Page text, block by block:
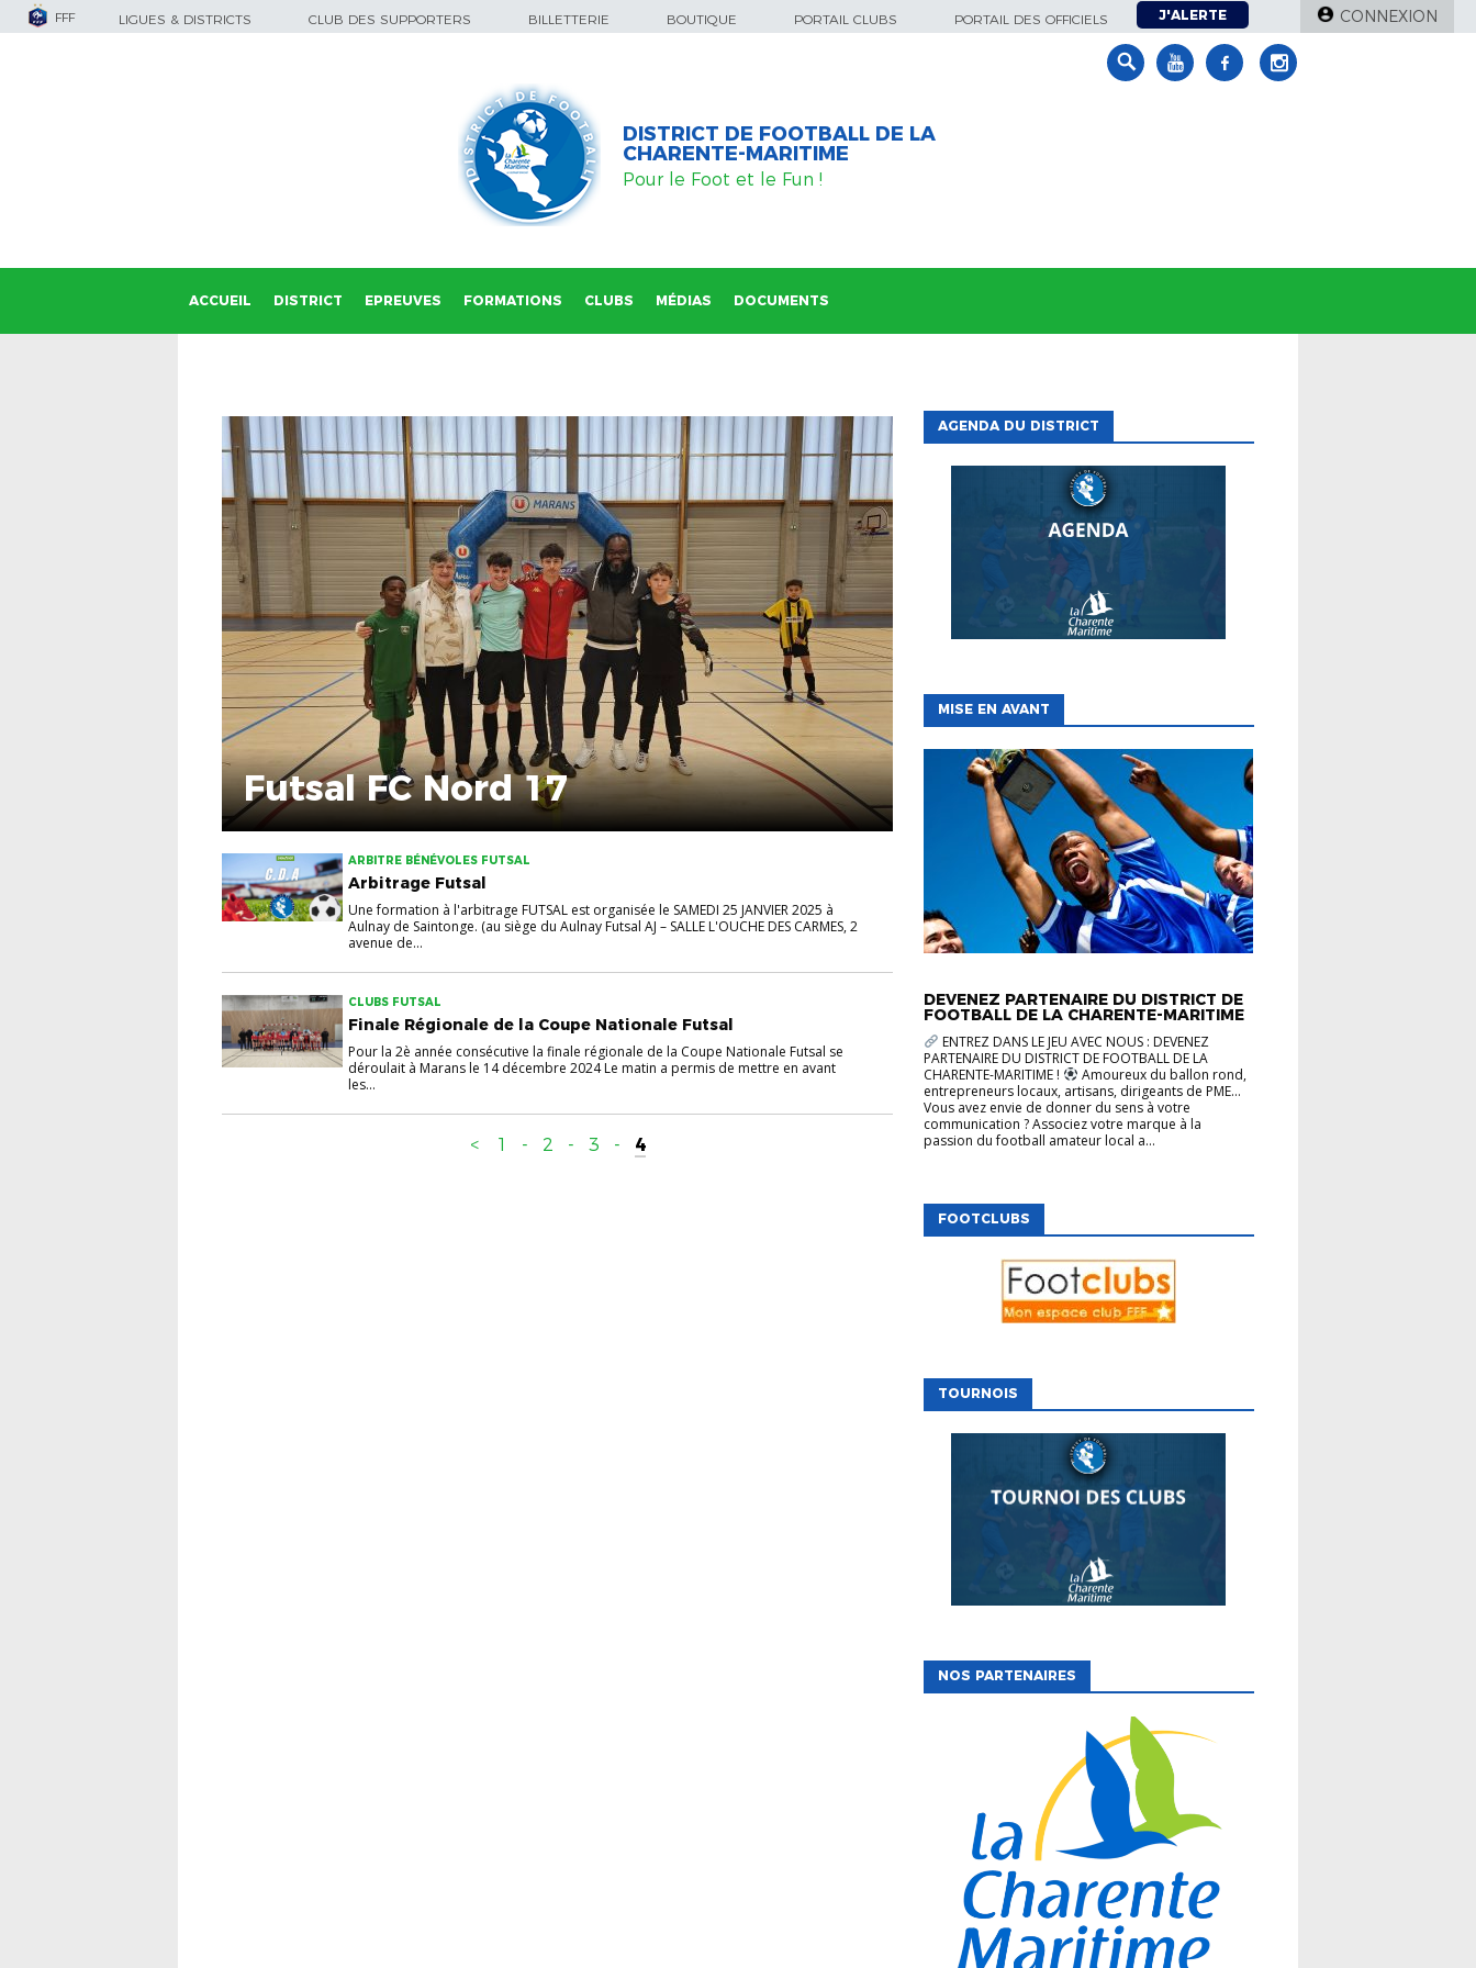
FFF LIGUES & DISTRICTS CLUB DES SUPPORTERS BILLETTERIE BOUTIQUE PORTAIL CLUBS PORTAIL DES OFFICIELS J'ALERTE CONNEXION
DISTRICT DE FOOTBALL DE LA
CHARENTE-MARITIME
Pour le Foot et le Fun !
ACCUEIL DISTRICT EPREUVES FORMATIONS CLUBS MÉDIAS DOCUMENTS
Futsal FC Nord 17
ARBITRE BÉNÉVOLES FUTSAL
Arbitrage Futsal
Une formation à l'arbitrage FUTSAL est organisée le SAMEDI 25 JANVIER 2025 à
Aulnay de Saintonge. (au siège du Aulnay Futsal AJ – SALLE L'OUCHE DES CARMES, 2
avenue de...
CLUBS FUTSAL
Finale Régionale de la Coupe Nationale Futsal
Pour la 2è année consécutive la finale régionale de la Coupe Nationale Futsal se
déroulait à Marans le 14 décembre 2024 Le matin a permis de mettre en avant
les...
< 1 - 2 - 3 - 4
AGENDA DU DISTRICT
MISE EN AVANT
DEVENEZ PARTENAIRE DU DISTRICT DE
FOOTBALL DE LA CHARENTE-MARITIME
ENTREZ DANS LE JEU AVEC NOUS : DEVENEZ
PARTENAIRE DU DISTRICT DE FOOTBALL DE LA
CHARENTE-MARITIME !
Amoureux du ballon rond,
entrepreneurs locaux, artisans, dirigeants de PME…
Vous avez envie de donner du sens à votre
communication ? Associez votre marque à la
passion du football amateur local a...
FOOTCLUBS
TOURNOIS
NOS PARTENAIRES